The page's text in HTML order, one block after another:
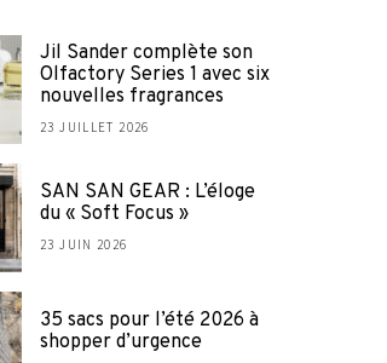
Jil Sander complète son
Olfactory Series 1 avec six
nouvelles fragrances
23 JUILLET 2026
SAN SAN GEAR : L’éloge
du « Soft Focus »
23 JUIN 2026
35 sacs pour l’été 2026 à
shopper d’urgence